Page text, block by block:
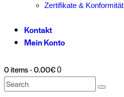
Zertifikate & Konformität
Kontakt
Mein Konto
0 items-0.00€0